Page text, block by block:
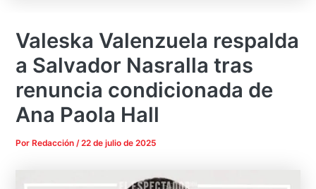
Valeska Valenzuela respalda
a Salvador Nasralla tras
renuncia condicionada de
Ana Paola Hall
Por Redacción/22 de julio de 2025